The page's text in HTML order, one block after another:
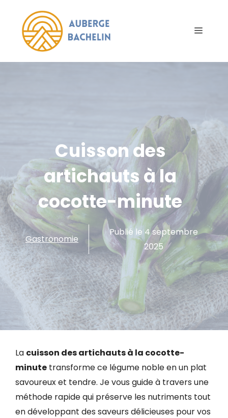
contenu
Menu
Cuisson des
artichauts à la
cocotte-minute
Gastronomie
Publié le 4 septembre
2025
La cuisson des artichauts à la cocotte-
minute transforme ce légume noble en un plat
savoureux et tendre. Je vous guide à travers une
méthode rapide qui préserve les nutriments tout
en développant des saveurs délicieuses pour vos